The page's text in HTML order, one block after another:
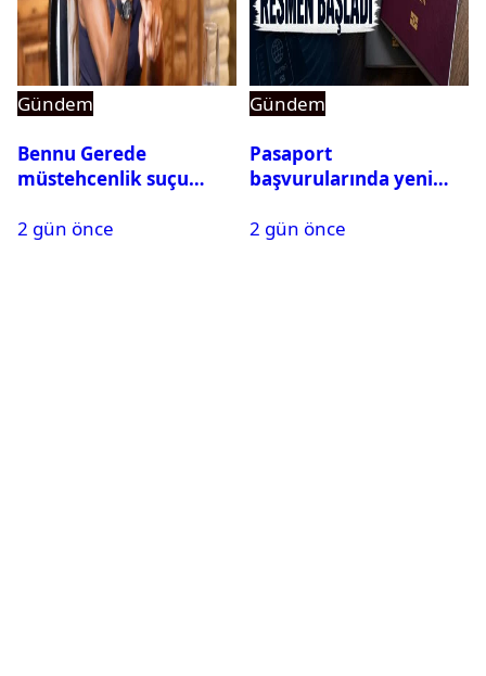
Gündem
Bennu Gerede
müstehcenlik suçu
alındı
2 gün önce
Gündem
Pasaport
başvurularında yeni
2 gün önce